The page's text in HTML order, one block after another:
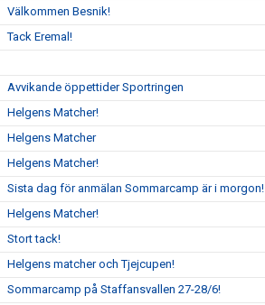
Välkommen Besnik!
Tack Eremal!
Avvikande öppettider Sportringen
Helgens Matcher!
Helgens Matcher
Helgens Matcher!
Sista dag för anmälan Sommarcamp är i morgon!
Helgens Matcher!
Stort tack!
Helgens matcher och Tjejcupen!
Sommarcamp på Staffansvallen 27-28/6!